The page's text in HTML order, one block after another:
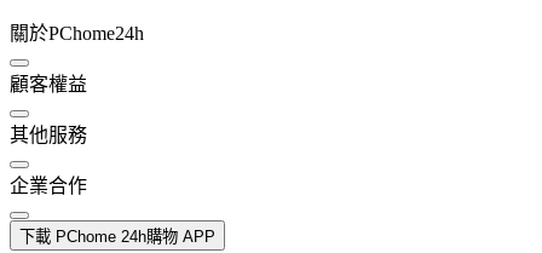
關於PChome24h
顧客權益
其他服務
企業合作
下載 PChome 24h購物 APP